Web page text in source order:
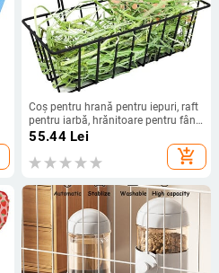
Coș pentru hrană pentru iepuri, raft
pentru iarbă, hrănitoare pentru fân
pentru iepuri, iarbă pentru
primăvară, suport pentru bol pentru
fân, container pentru hrana pentru
55.44Lei
add_shopping_cart